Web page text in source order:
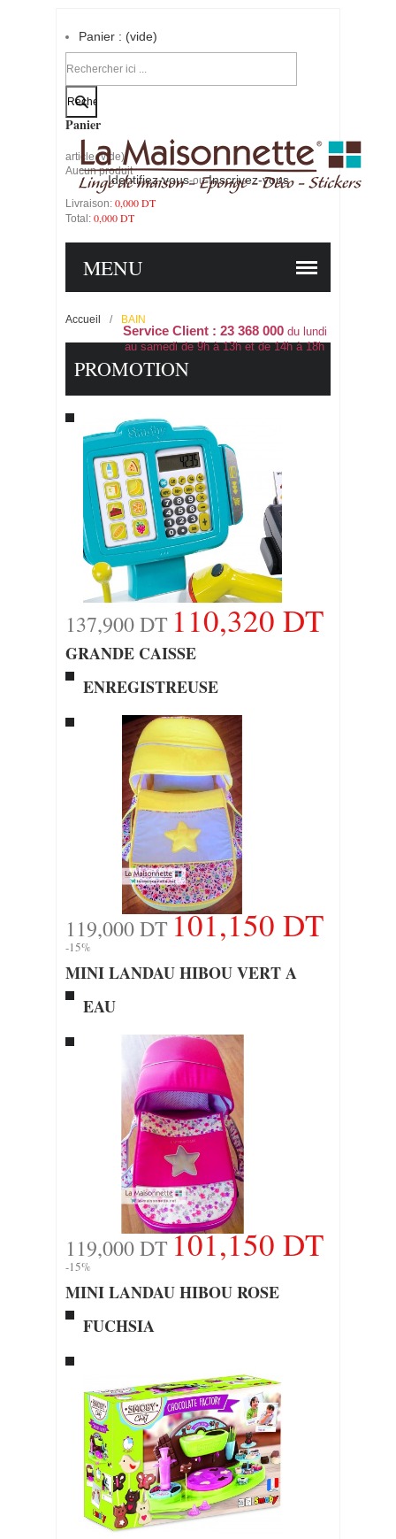
Identifiez-vous-ou-Inscrivez-vous
Panier : (vide)
Votre compte
Panier
article (vide)
Aucun produit
Livraison: 0,000 DT
Total: 0,000 DT
Service Client : 23 368 000du lundi
au samedi de 9h à 13h et de 14h à 18h
MENU
Accueil / BAIN
PROMOTION
137,900 DT 110,320 DT
GRANDE CAISSE
ENREGISTREUSE
119,000 DT101,150 DT
-15%
MINI LANDAU HIBOU VERT A
EAU
119,000 DT101,150 DT
-15%
MINI LANDAU HIBOU ROSE
FUCHSIA